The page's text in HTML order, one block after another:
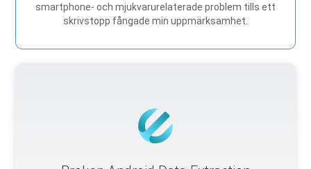
smartphone- och mjukvarurelaterade problem tills ett
skrivstopp fångade min uppmärksamhet.